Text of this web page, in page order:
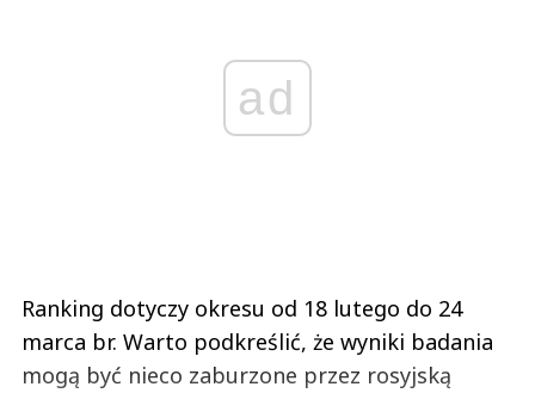
ad
Ranking dotyczy okresu od 18 lutego do 24
marca br. Warto podkreślić, że wyniki badania
mogą być nieco zaburzone przez rosyjską